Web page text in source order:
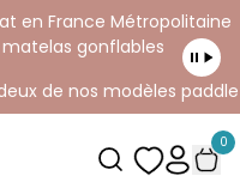
en France Métropolitaine
gonflables
de nos modèles paddle
0